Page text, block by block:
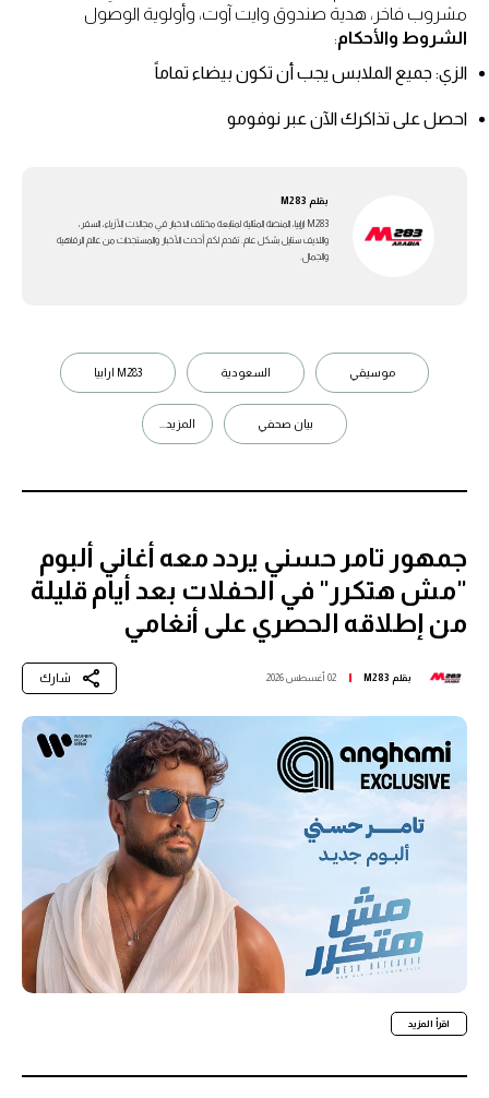
مشروب فاخر، هدية صندوق وايت آوت، وأولوية الوصول
الشروط والأحكام:
الزي: جميع الملابس يجب أن تكون بيضاء تماماً
احصل على تذاكرك الآن عبر نوفومو
بقلم M283
M283 ارابيا، المنصة المثالية لمتابعة مختلف الاخبار في مجالات الأزياء، السفر،
واللايف ستايل بشكل عام. تقدم لكم أحدث الأخبار والمستجدات من عالم الرفاهية
والجمال.
موسيقي السعودية M283 ارابيا
بيان صحفي المزيد...
جمهور تامر حسني يردد معه أغاني ألبوم
"مش هتكرر" في الحفلات بعد أيام قليلة
من إطلاقه الحصري على أنغامي
بقلم M283 02 أغسطس 2026 شارك
اقرأ المزيد